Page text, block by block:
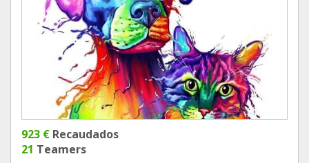
923 € Recaudados
21 Teamers